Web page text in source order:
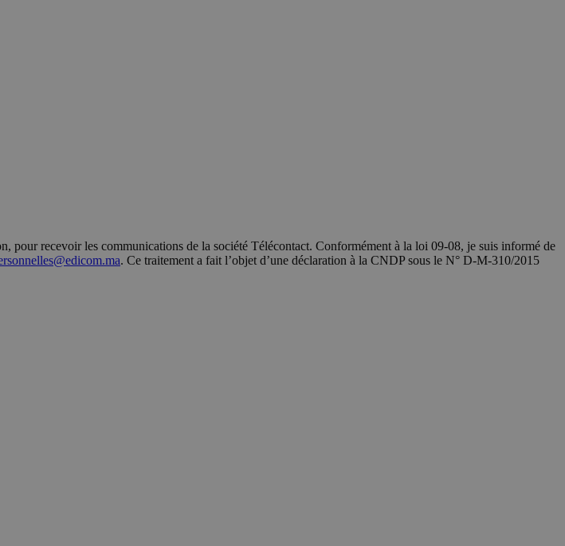
pour recevoir les communications de la société Télécontact. Conformément à la loi 09-08, je suis informé de
. Ce traitement a fait l’objet d’une déclaration à la CNDP sous le N° D-M-310/2015